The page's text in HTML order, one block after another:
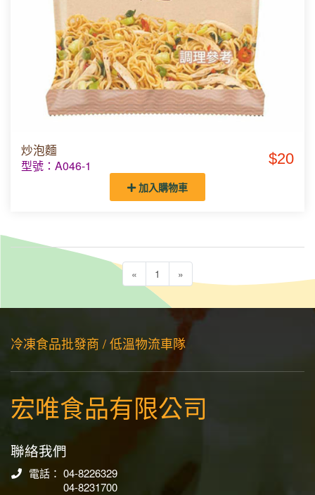
炒泡麵
型號：A046-1 $20
加入購物車
« 1 »
冷凍食品批發商 / 低溫物流車隊
宏唯食品有限公司
聯絡我們
電話： 04-8226329
04-8231700